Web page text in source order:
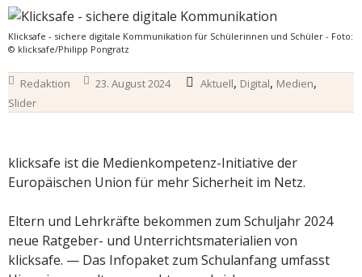
Klicksafe - sichere digitale Kommunikation für Schülerinnen und Schüler - Foto:
© klicksafe/Philipp Pongratz
Redaktion 23. August 2024 Aktuell, Digital, Medien,
Slider
klicksafe ist die Medienkompetenz-Initiative der
Europäischen Union für mehr Sicherheit im Netz.
Eltern und Lehrkräfte bekommen zum Schuljahr 2024
neue Ratgeber- und Unterrichtsmaterialien von
klicksafe. — Das Infopaket zum Schulanfang umfasst